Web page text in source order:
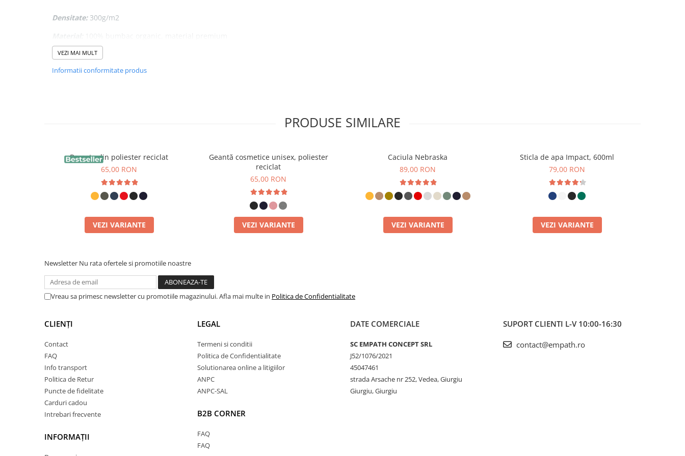
Densitate:300g/m2
Capacitate:10l
Se poate purta pe umăr sau în mână
VEZI MAI MULT
Informatii conformitate produs
PRODUSE SIMILARE
Borseta din poliester reciclat
65,00 RON
VEZI VARIANTE
Geantă cosmetice unisex, poliester
reciclat
65,00 RON
VEZI VARIANTE
Caciula Nebraska
89,00 RON
VEZI VARIANTE
Sticla de apa Impact, 600ml
79,00 RON
VEZI VARIANTE
Newsletter Nu rata ofertele si promotiile noastre
Vreau sa primesc newsletter cu promotiile magazinului. Afla mai multe in Politica de Confidentialitate
CLIENȚI
Contact
FAQ
Info transport
Politica de Retur
Puncte de fidelitate
Carduri cadou
Intrebari frecvente
INFORMAȚII
LEGAL
Termeni si conditii
Politica de Confidentialitate
Solutionarea online a litigiilor
ANPC
ANPC-SAL
B2B CORNER
FAQ
FAQ
DATE COMERCIALE
SC EMPATH CONCEPT SRL
J52/1076/2021
45047461
strada Arsache nr 252, Vedea, Giurgiu
Giurgiu, Giurgiu
SUPORT CLIENTI L-V 10:00-16:30
contact@empath.ro